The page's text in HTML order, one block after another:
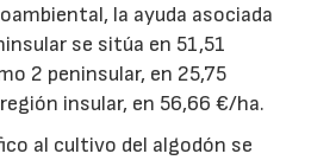
la ayuda asociada
se sitúa en 51,51
2 peninsular, en 25,75
insular, en 56,66 €/ha.
al cultivo del algodón se